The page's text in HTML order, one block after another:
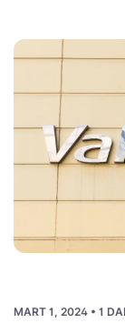
MART 1, 2024 • 1